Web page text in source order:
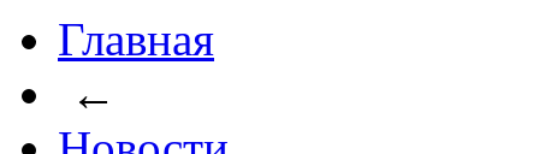
Главная
←